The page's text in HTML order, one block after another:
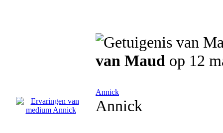
van Maud op 12
Annick
Annick